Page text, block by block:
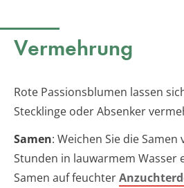
Vermehrung
Rote Passionsblumen lassen
Stecklinge oder Absenker
Samen: Weichen Sie die Samen
Stunden in lauwarmem Wasser
Samen auf feuchter